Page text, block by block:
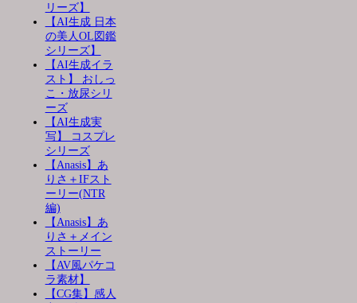
リーズ】
【AI生成 日本
の美人OL図鑑
シリーズ】
【AI生成イラ
スト】 おしっ
こ・放尿シリ
ーズ
【AI生成実
写】 コスプレ
シリーズ
【Anasis】あ
りさ＋IFスト
ーリー(NTR
編)
【Anasis】あ
りさ＋メイン
ストーリー
【AV風パケコ
ラ素材】
【CG集】感人